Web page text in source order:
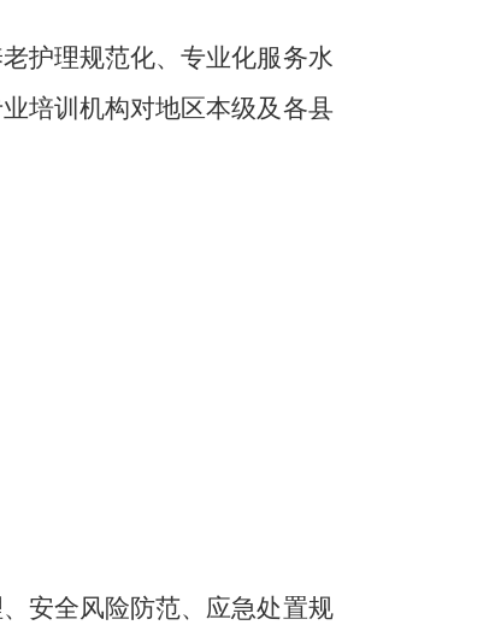
护理规范化、专业化服务水
培训机构对地区本级及各县
安全风险防范、应急处置规